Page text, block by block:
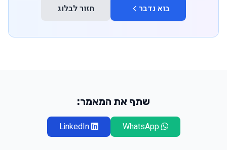
בוא נדבר חזור לבלוג
שתף את המאמר:
WhatsApp
LinkedIn